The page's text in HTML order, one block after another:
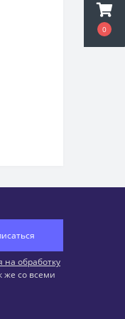
0
на обработку
же со всеми